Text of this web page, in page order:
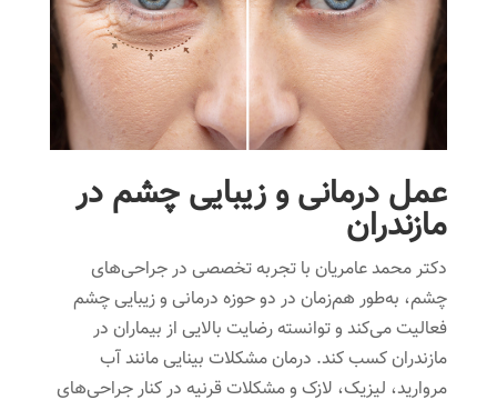
عمل درمانی و زیبایی چشم در
مازندران
دکتر محمد عامریان با تجربه تخصصی در جراحی‌های
چشم، به‌طور هم‌زمان در دو حوزه درمانی و زیبایی چشم
فعالیت می‌کند و توانسته رضایت بالایی از بیماران در
مازندران کسب کند. درمان مشکلات بینایی مانند آب
مروارید، لیزیک، لازک و مشکلات قرنیه در کنار جراحی‌های